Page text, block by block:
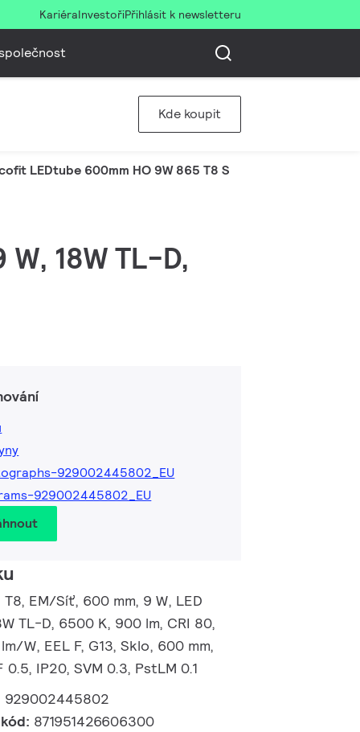
KariéraInvestořiPřihlásit k newsletteru
Kde koupit
LEDtube 600mm HO 9W 865 T8 S
18W TL-D,
929002445802_EU
929002445802_EU
EM/Síť, 600 mm, 9 W, LED
TL-D, 6500 K, 900 lm, CRI 80,
W, EEL F, G13, Sklo, 600 mm,
0.5, IP20, SVM 0.3, PstLM 0.1
929002445802
871951426606300